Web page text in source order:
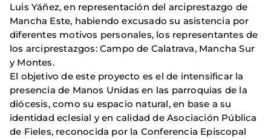
Luis Yáñez, en representación del arciprestazgo de
Mancha Este, habiendo excusado su asistencia por
diferentes motivos personales, los representantes de
los arciprestazgos: Campo de Calatrava, Mancha Sur
y Montes.
El objetivo de este proyecto es el de intensificar la
presencia de Manos Unidas en las parroquias de la
diócesis, como su espacio natural, en base a su
identidad eclesial y en calidad de Asociación Pública
de Fieles, reconocida por la Conferencia Episcopal